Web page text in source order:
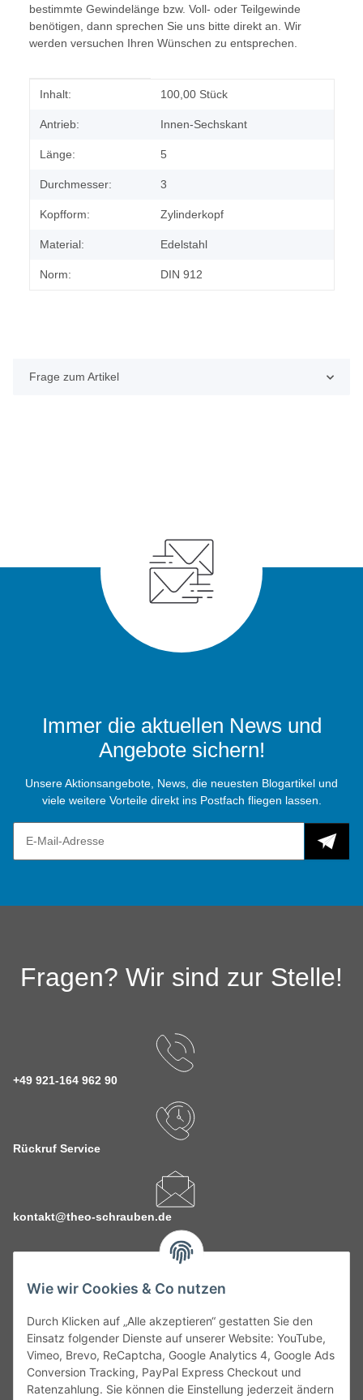
Wie wir Cookies & Co nutzen
Durch Klicken auf „Alle akzeptieren“ gestatten Sie den
Einsatz folgender Dienste auf unserer Website: YouTube,
Vimeo, Brevo, ReCaptcha, Google Analytics 4, Google Ads
Conversion Tracking, PayPal Express Checkout und
Ratenzahlung. Sie können die Einstellung jederzeit ändern
bestimmte Gewindelänge bzw. Voll- oder Teilgewinde
benötigen, dann sprechen Sie uns bitte direkt an. Wir
werden versuchen Ihren Wünschen zu entsprechen.
Produkteigenschaft
Wert
Inhalt: 100,00 Stück
Antrieb: Innen-Sechskant
Länge: 5
Durchmesser: 3
Kopfform: Zylinderkopf
Material: Edelstahl
Norm: DIN 912
Frage zum Artikel
Immer die aktuellen News und
Angebote sichern!
Unsere Aktionsangebote, News, die neuesten Blogartikel und
viele weitere Vorteile direkt ins Postfach fliegen lassen.
Fragen? Wir sind zur Stelle!
+49 921-164 962 90
Rückruf Service
kontakt@theo-schrauben.de
Service
Gesetzliche Informationen